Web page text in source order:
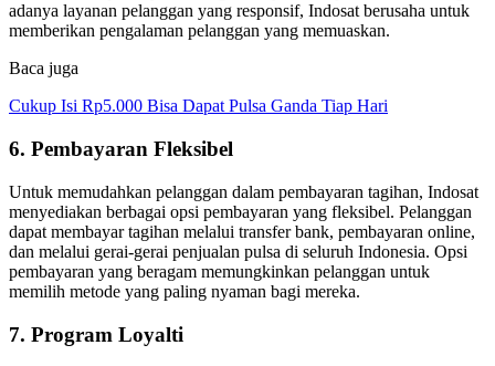
adanya layanan pelanggan yang responsif, Indosat berusaha untuk
memberikan pengalaman pelanggan yang memuaskan.
Baca juga
Cukup Isi Rp5.000 Bisa Dapat Pulsa Ganda Tiap Hari
6. Pembayaran Fleksibel
Untuk memudahkan pelanggan dalam pembayaran tagihan, Indosat
menyediakan berbagai opsi pembayaran yang fleksibel. Pelanggan
dapat membayar tagihan melalui transfer bank, pembayaran online,
dan melalui gerai-gerai penjualan pulsa di seluruh Indonesia. Opsi
pembayaran yang beragam memungkinkan pelanggan untuk
memilih metode yang paling nyaman bagi mereka.
7. Program Loyalti